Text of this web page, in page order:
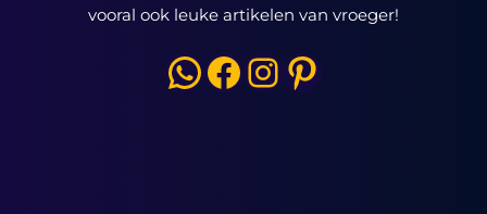
vooral ook leuke artikelen van vroeger!
WhatsApp
Facebook
Instagram
Pinterest